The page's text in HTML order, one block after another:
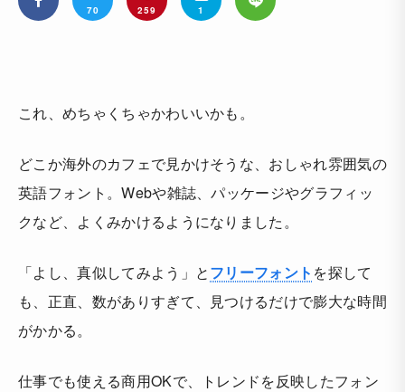
70 259 1
これ、めちゃくちゃかわいいかも。
どこか海外のカフェで見かけそうな、おしゃれ雰囲気の
英語フォント。Webや雑誌、パッケージやグラフィッ
クなど、よくみかけるようになりました。
「よし、真似してみよう」とフリーフォント を探して
も、正直、数がありすぎて、見つけるだけで膨大な時間
がかかる。
仕事でも使える商用OKで、トレンドを反映したフォン